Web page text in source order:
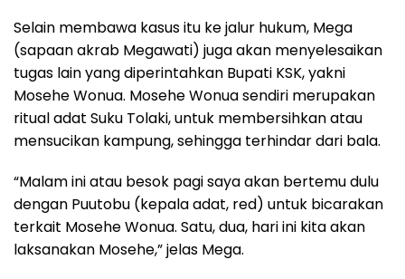
Selain membawa kasus itu ke jalur hukum, Mega
(sapaan akrab Megawati) juga akan menyelesaikan
tugas lain yang diperintahkan Bupati KSK, yakni
Mosehe Wonua. Mosehe Wonua sendiri merupakan
ritual adat Suku Tolaki, untuk membersihkan atau
mensucikan kampung, sehingga terhindar dari bala.
“Malam ini atau besok pagi saya akan bertemu dulu
dengan Puutobu (kepala adat, red) untuk bicarakan
terkait Mosehe Wonua. Satu, dua, hari ini kita akan
laksanakan Mosehe,” jelas Mega.